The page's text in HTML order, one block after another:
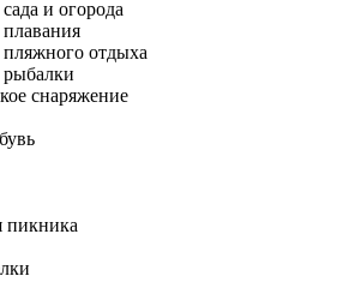
и огорода
отдыха
снаряжение
пикника